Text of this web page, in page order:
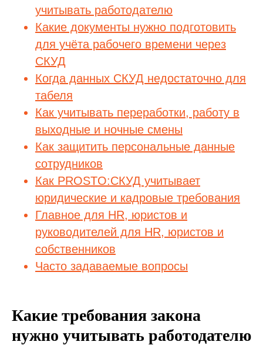
учитывать работодателю
Какие документы нужно подготовить
для учёта рабочего времени через
СКУД
Когда данных СКУД недостаточно для
табеля
Как учитывать переработки, работу в
выходные и ночные смены
Как защитить персональные данные
сотрудников
Как PROSTO:СКУД учитывает
юридические и кадровые требования
Главное для HR, юристов и
руководителей для HR, юристов и
собственников
Часто задаваемые вопросы
Какие требования закона
нужно учитывать работодателю